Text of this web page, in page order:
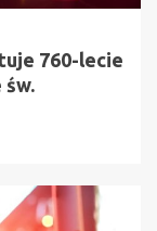
760-lecie
św.